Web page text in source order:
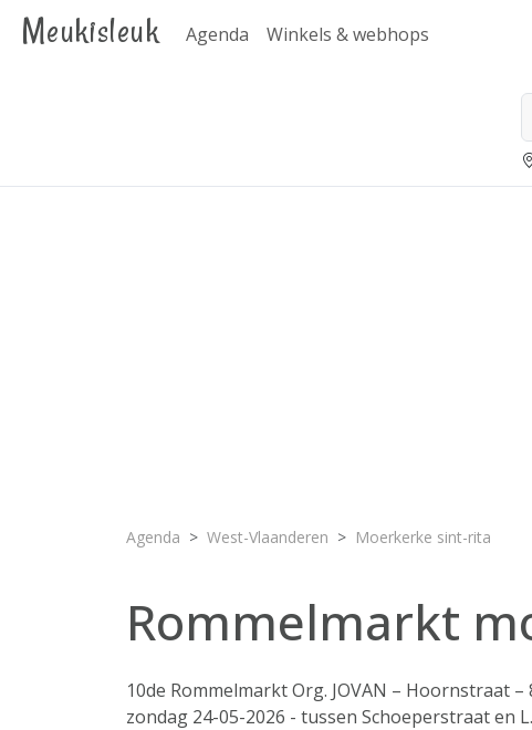
Meukisleuk Agenda Winkels & webhops
Agenda West-Vlaanderen Moerkerke sint-rita
Rommelmarkt
10de Rommelmarkt Org. JOVAN – Hoornstraat –
zondag 24-05-2026 - tussen Schoeperstraat en